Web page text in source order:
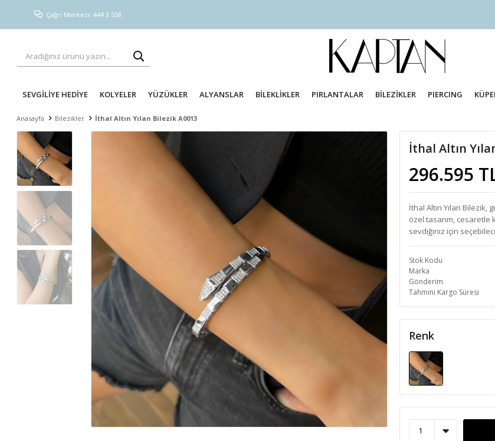
Çağrı Merkezi: 444 3 558
SEVGİLİYE HEDİYE KOLYELER YÜZÜKLER ALYANSLAR BİLEKLİKLER PIRLANTALAR BİLEZİKLER PIERCING
Anasayfa Bilezikler İthal Altın Yılan Bilezik A0013
İthal Altın
296.595
İthal Altın Yılan
özel tasarım, cesaretle
sevdiğiniz için
Stok Kodu
Marka
Gönderim
Tahmini Kargo Süresi
Renk